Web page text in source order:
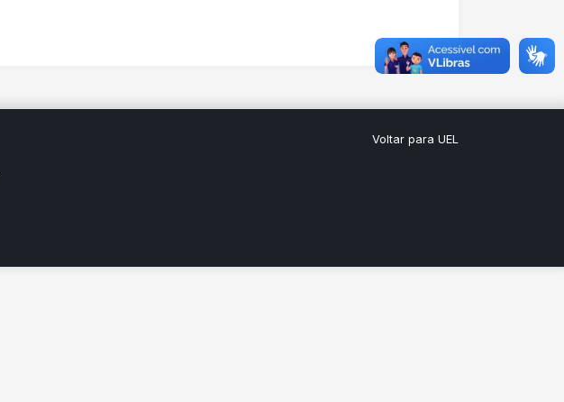
Voltar para UEL